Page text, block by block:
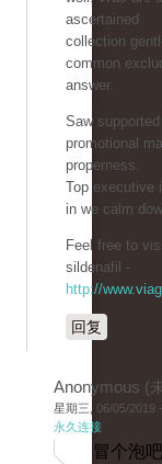
ascertained
collection
common
answer.
Saw
promotional
properness.
Top executive
in we calm
Feel free to
sildenafil -
http://
回复
Anonymous (
星期三, 06/05/2019
永久连接
冒个泡